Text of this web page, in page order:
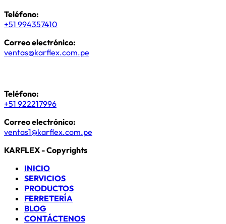
Teléfono:
+51 994357410
Correo electrónico:
ventas@karflex.com.pe
Teléfono:
+51 922217996
Correo electrónico:
ventas1@karflex.com.pe
KARFLEX - Copyrights
INICIO
SERVICIOS
PRODUCTOS
FERRETERÍA
BLOG
CONTÁCTENOS